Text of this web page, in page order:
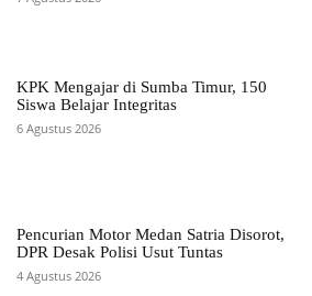
KPK Mengajar di Sumba Timur, 150
Siswa Belajar Integritas
6 Agustus 2026
Pencurian Motor Medan Satria Disorot,
DPR Desak Polisi Usut Tuntas
4 Agustus 2026